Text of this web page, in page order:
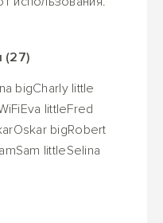
(27)
bigCharly little
Eva littleFred
Oskar bigRobert
Sam littleSelina